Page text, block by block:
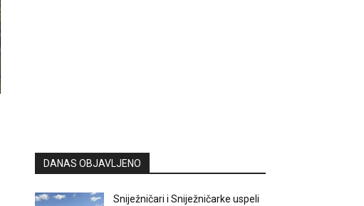
DANAS OBJAVLJENO
Sniježničari i Sniježničarke uspeli